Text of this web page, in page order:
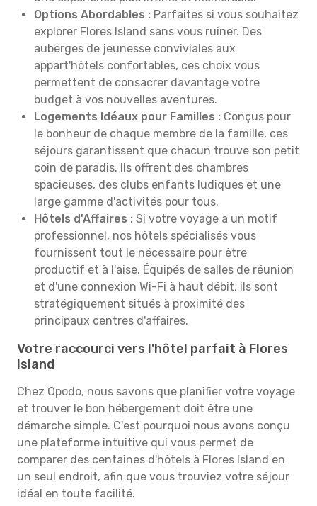
Options Abordables : Parfaites si vous souhaitez
explorer Flores Island sans vous ruiner. Des
auberges de jeunesse conviviales aux
appart'hôtels confortables, ces choix vous
permettent de consacrer davantage votre
budget à vos nouvelles aventures.
Logements Idéaux pour Familles : Conçus pour
le bonheur de chaque membre de la famille, ces
séjours garantissent que chacun trouve son petit
coin de paradis. Ils offrent des chambres
spacieuses, des clubs enfants ludiques et une
large gamme d'activités pour tous.
Hôtels d'Affaires : Si votre voyage a un motif
professionnel, nos hôtels spécialisés vous
fournissent tout le nécessaire pour être
productif et à l'aise. Équipés de salles de réunion
et d'une connexion Wi-Fi à haut débit, ils sont
stratégiquement situés à proximité des
principaux centres d'affaires.
Votre raccourci vers l'hôtel parfait à Flores
Island
Chez Opodo, nous savons que planifier votre voyage
et trouver le bon hébergement doit être une
démarche simple. C'est pourquoi nous avons conçu
une plateforme intuitive qui vous permet de
comparer des centaines d'hôtels à Flores Island en
un seul endroit, afin que vous trouviez votre séjour
idéal en toute facilité.